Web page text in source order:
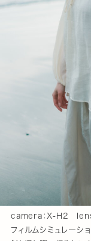
camera：X-H2
フィルムシミュレー